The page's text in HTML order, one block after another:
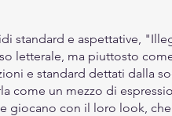
standard e aspettative,
letterale, ma piuttosto
e standard dettati dalla
come un mezzo di
giocano con il loro look,